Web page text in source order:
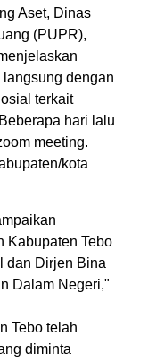
Aset, Dinas
(PUPR),
dengan
terkait
hari lalu
meeting.
kota
Kabupaten Tebo
dan Dirjen Bina
Dalam Negeri,"
Tebo telah
diminta